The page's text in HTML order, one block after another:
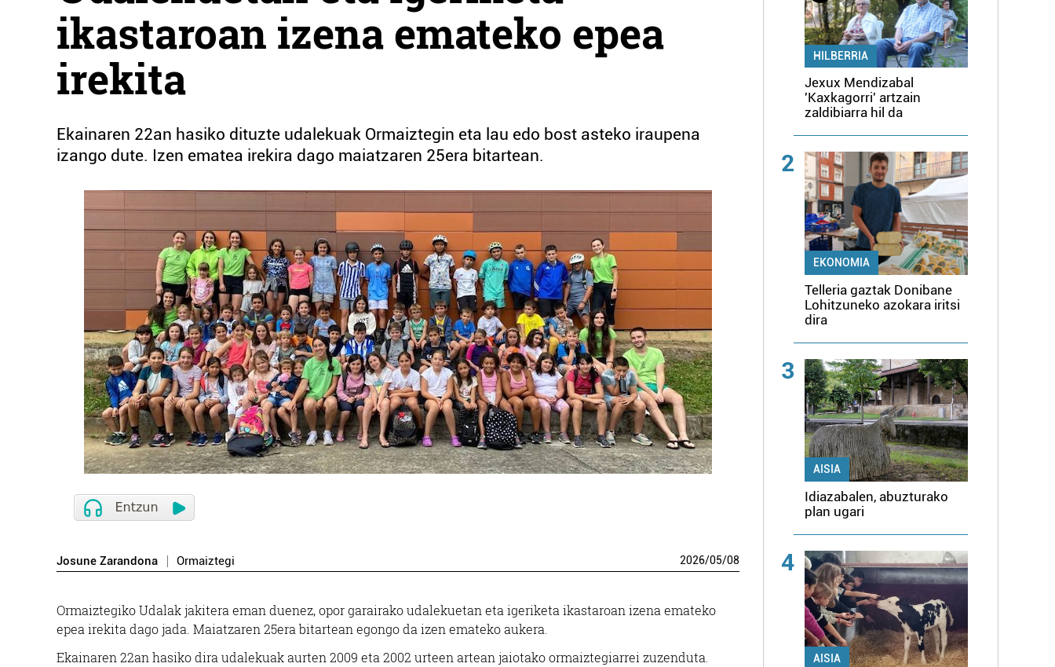
ikastaroan izena emateko epea
irekita
Ekainaren 22an hasiko dituzte udalekuak Ormaiztegin eta lau edo bost asteko iraupena
izango dute. Izen ematea irekira dago maiatzaren 25era bitartean.
Josune Zarandona Ormaiztegi 2026/05/08
Ormaiztegiko Udalak jakitera eman duenez, opor garairako udalekuetan eta igeriketa ikastaroan izena emateko
epea irekita dago jada. Maiatzaren 25era bitartean egongo da izen emateko aukera.
Ekainaren 22an hasiko dira udalekuak aurten 2009 eta 2002 urteen artean jaiotako ormaiztegiarrei zuzenduta.
HILBERRIA
Jexux Mendizabal
'Kaxkagorri' artzain
zaldibiarra hil da
2
EKONOMIA
Telleria gaztak Donibane
Lohitzuneko azokara iritsi
dira
3
AISIA
Idiazabalen, abuzturako
plan ugari
4
AISIA